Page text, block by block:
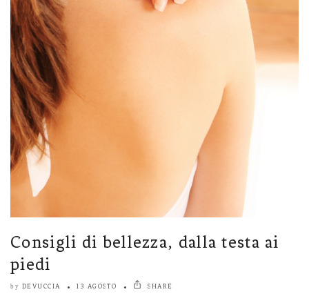
Consigli di bellezza, dalla testa ai
piedi
by DEVUCCIA 13 AGOSTO SHARE